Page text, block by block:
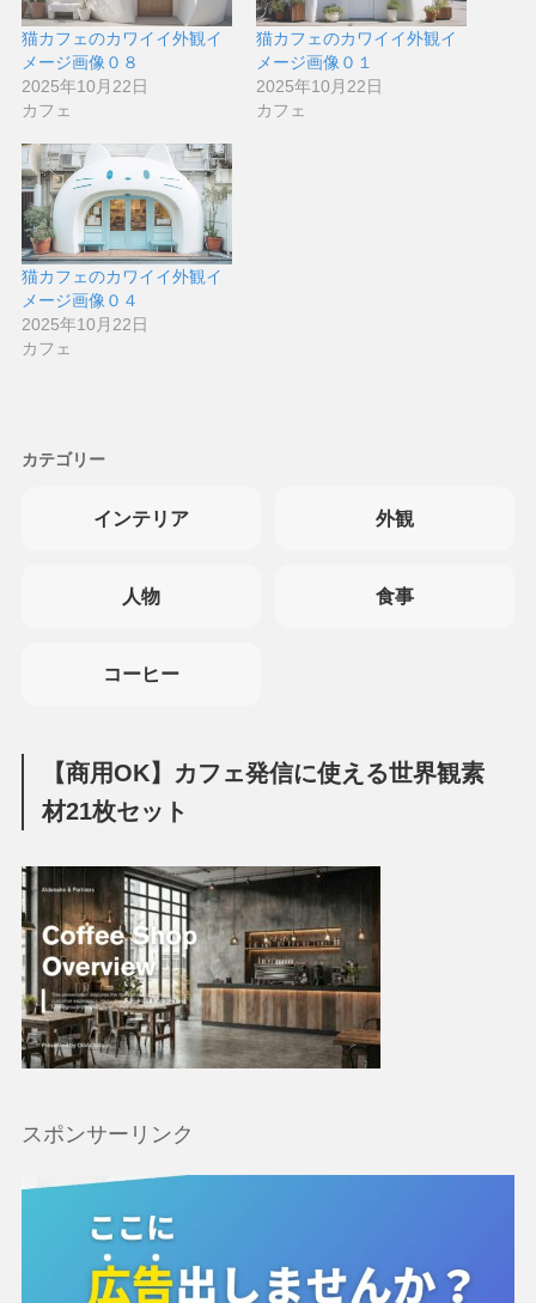
猫カフェのカワイイ外観イ
メージ画像０８
2025年10月22日
カフェ
猫カフェのカワイイ外観イ
メージ画像０１
2025年10月22日
カフェ
猫カフェのカワイイ外観イ
メージ画像０４
2025年10月22日
カフェ
カテゴリー
インテリア 外観
人物 食事
コーヒー
【商用OK】カフェ発信に使える世界観素
材21枚セット
スポンサーリンク